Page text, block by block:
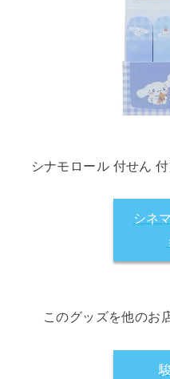
シナモロール 付せん
シネ
このグッズを他のお